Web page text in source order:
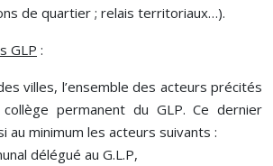
de quartier ; relais territoriaux…).
GLP :
villes, l’ensemble des acteurs précités
permanent du GLP. Ce dernier
au minimum les acteurs suivants :
délégué au G.L.P,